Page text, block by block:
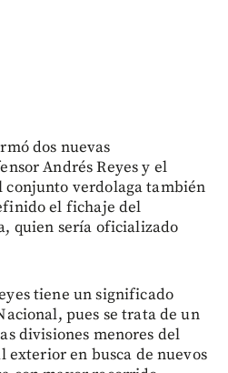
dos nuevas
Andrés Reyes y el
conjunto verdolaga también
el fichaje del
quien sería oficializado
tiene un significado
pues se trata de un
divisiones menores del
exterior en busca de nuevos